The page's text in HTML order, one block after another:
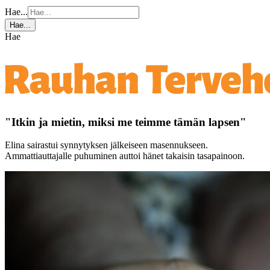
Hae...
Hae...
Hae
"Itkin ja mietin, miksi me teimme tämän lapsen"
Elina sairastui synnytyksen jälkeiseen masennukseen.
Ammattiauttajalle puhuminen auttoi hänet takaisin tasapainoon.